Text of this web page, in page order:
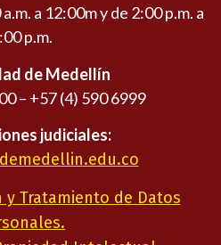
a 12:00m y de 2:00 p.m. a
p.m.
de Medellín
– +57 (4) 590 6999
judiciales:
y Tratamiento de Datos